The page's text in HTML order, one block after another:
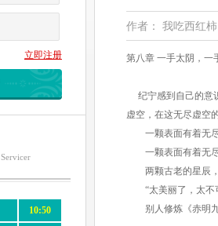
立即注册
Servicer
10:50
作者： 我吃西红柿
第八章 一手太阴，一
纪宁感到自己的意
虚空，在这无尽虚空
一颗表面有着无尽
一颗表面有着无尽
两颗古老的星辰，
“太美丽了，太不可
别人修炼《赤明九